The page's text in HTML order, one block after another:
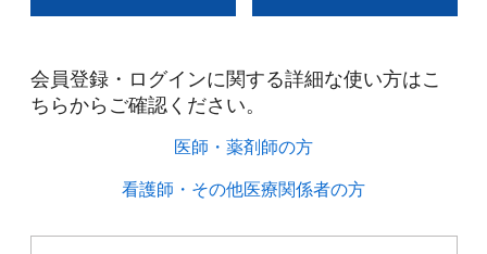
会員登録・ログインに関する詳細な使い方はこ
ちらからご確認ください。​
医師・薬剤師の方​
看護師・その他医療関係者の方​